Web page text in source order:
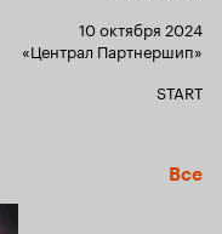
10 октября 2024
«Централ Партнершип»
START
Все